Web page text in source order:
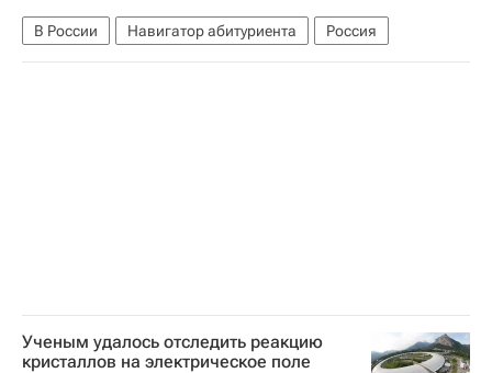
В России Навигатор абитуриента Россия
Ученым удалось отследить реакцию
кристаллов на электрическое поле